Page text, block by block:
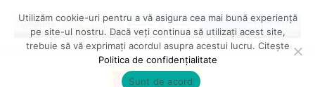
Utilizăm cookie-uri pentru a vă asigura cea mai bună experiență
pe site-ul nostru. Dacă veți continua să utilizați acest site,
trebuie să vă exprimați acordul asupra acestui lucru. Citește
Politica de confidențialitate
Sunt de acord